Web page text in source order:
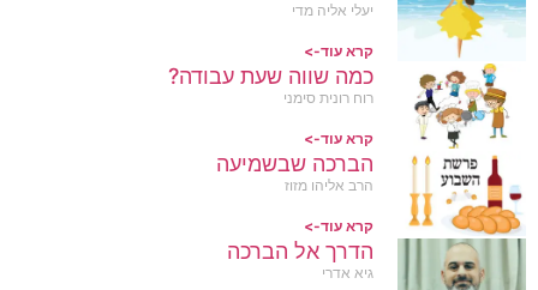
יעלי אליה מדי
קרא עוד->
כמה שווה שעת עבודה?
רוח רונית סימני
קרא עוד->
הברכה שבשמיעה
הרב אליהו מזוז
קרא עוד->
הדרך אל הברכה
גיא אדרי